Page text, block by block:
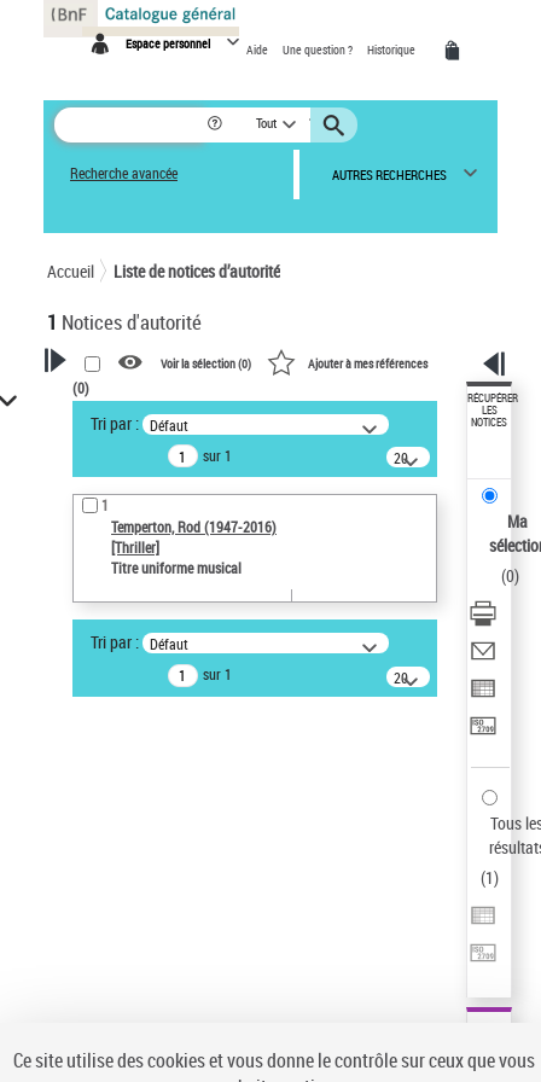
Espace personnel Aide Une question ? Historique
Tout
Recherche avancée AUTRES RECHERCHES
Accueil Liste de notices d’autorité
1 Notices d'autorité
VOTRE RECHERCHE
Recherche avancée dans les
notices d’autorité
Œuvres liées à l'auteur :
Temperton, Rod (1947-2016)
Auteur d’œuvre
Type de notice d'autorité
Voir la sélection (0) Ajouter à mes références
(0)
Tri par : Défaut
sur 1
20
résultats/page
1
Temperton, Rod (1947-2016)
[Thriller]
Titre uniforme musical
Tri par : Défaut
sur 1
20
résultats/page
RÉCUPÉRER
LES
NOTICES
Ma
(0)
Tous
(1)
Panneau de gestion des cookies
Ce site utilise des cookies et vous donne le contrôle sur ceux que vous